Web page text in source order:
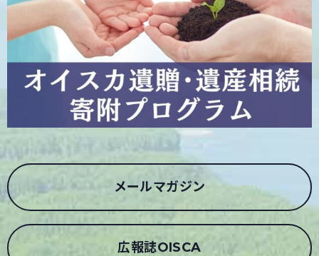
メールマガジン
広報誌OISCA